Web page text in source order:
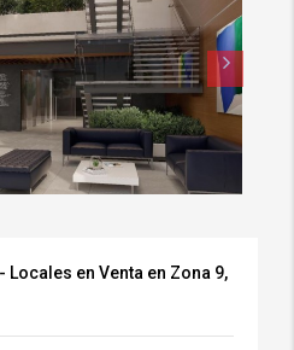
Locales en Venta en Zona 9,